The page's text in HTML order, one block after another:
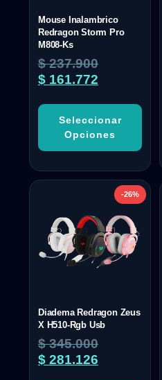
Mouse Inalambrico
Redragon Storm Pro
M808-Ks
$237.900
$ 161.772
Seleccionar
Opciones
-26%
Diadema Redragon Zeus
X H510-Rgb Usb
$345.000
$ 281.126